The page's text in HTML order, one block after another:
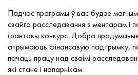
Падчас праграмы ў вас будзе
свайго расследавання з ментарам і
грантавы конкурс. Добра
атрымаюць фінансавую падтрымку,
пачаць працу над сваімі
які стане і напарнікам.